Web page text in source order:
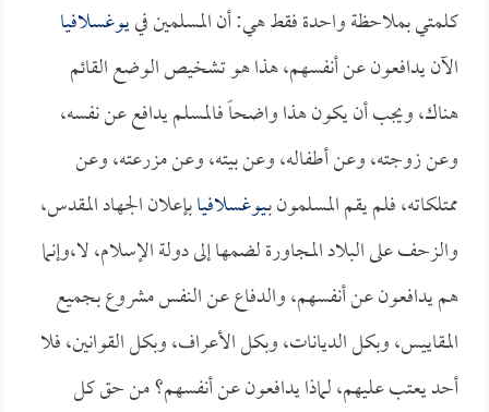
كلمتي بملاحظة واحدة فقط هي: أن المسلمين فييوغسلافيا
الآن يدافعون عن أنفسهم، هذا هو تشخيص الوضع القائم
هناك، ويجب أن يكون هذا واضحاً فالمسلم يدافع عن نفسه،
وعن زوجته، وعن أطفاله، وعن بيته، وعن مزرعته، وعن
ممتلكاته، فلم يقم المسلمون بـيوغسلافيابإعلان الجهاد المقدس،
والزحف على البلاد المجاورة لضمها إلى دولة الإسلام، لا،وإنما
هم يدافعون عن أنفسهم، والدفاع عن النفس مشروع بجميع
المقاييس، وبكل الديانات، وبكل الأعراف، وبكل القوانين، فلا
أحد يعتب عليهم، لماذا يدافعون عن أنفسهم؟ من حق كل